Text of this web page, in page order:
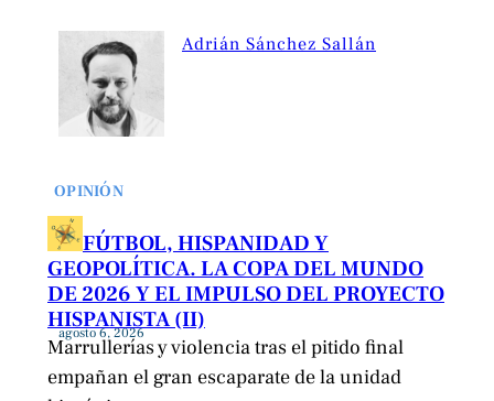
Adrián Sánchez Sallán
OPINIÓN
FÚTBOL, HISPANIDAD Y
GEOPOLÍTICA. LA COPA DEL MUNDO
DE 2026 Y EL IMPULSO DEL PROYECTO
HISPANISTA (II)
agosto 6, 2026
Marrullerías y violencia tras el pitido final
empañan el gran escaparate de la unidad